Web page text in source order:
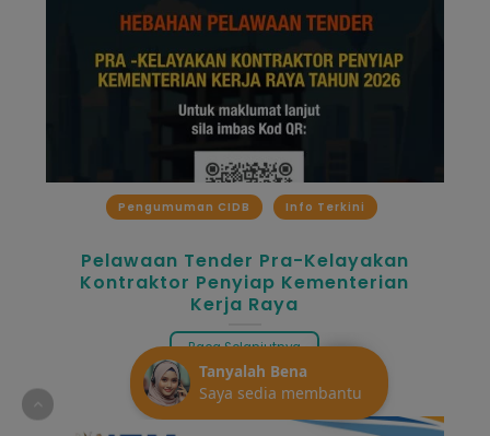
Pengumuman CIDB Info Terkini
Pelawaan Tender Pra-Kelayakan
Kontraktor Penyiap Kementerian
Kerja Raya
Baca Selanjutnya